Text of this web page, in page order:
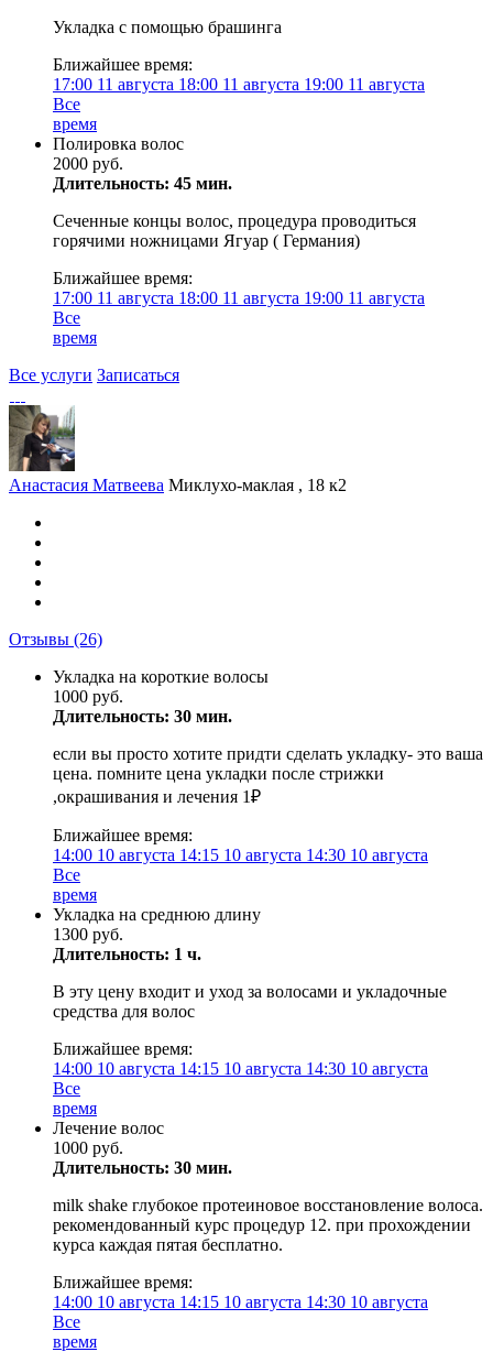
Укладка с помощью брашинга
Ближайшее время:
17:00 11 августа 18:00 11 августа 19:00 11 августа
Все
время
Полировка волос
2000 руб.
Длительность: 45 мин.
Сеченные концы волос, процедура проводиться
горячими ножницами Ягуар ( Германия)
Ближайшее время:
17:00 11 августа 18:00 11 августа 19:00 11 августа
Все
время
Все услуги Записаться
Анастасия Матвеева Миклухо-маклая , 18 к2
Отзывы (26)
Укладка на короткие волосы
1000 руб.
Длительность: 30 мин.
если вы просто хотите придти сделать укладку- это ваша
цена. помните цена укладки после стрижки
,окрашивания и лечения 1₽
Ближайшее время:
14:00 10 августа 14:15 10 августа 14:30 10 августа
Все
время
Укладка на среднюю длину
1300 руб.
Длительность: 1 ч.
В эту цену входит и уход за волосами и укладочные
средства для волос
Ближайшее время:
14:00 10 августа 14:15 10 августа 14:30 10 августа
Все
время
Лечение волос
1000 руб.
Длительность: 30 мин.
milk shake глубокое протеиновое восстановление волоса.
рекомендованный курс процедур 12. при прохождении
курса каждая пятая бесплатно.
Ближайшее время:
14:00 10 августа 14:15 10 августа 14:30 10 августа
Все
время